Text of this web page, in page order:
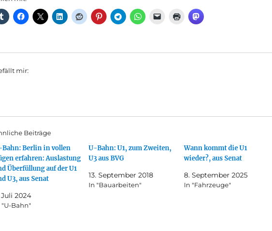
mir:
Beiträge
Bahn: Berlin in vollen
erfahren: Auslastung
Überfüllung auf der U1
U3, aus Senat
Juli 2024
"U-Bahn"
U-Bahn: U1, zum Zweiten,
U3 aus BVG
13. September 2018
In "Bauarbeiten"
Wann kommt die U1
wieder?, aus Senat
8. September 2025
In "Fahrzeuge"